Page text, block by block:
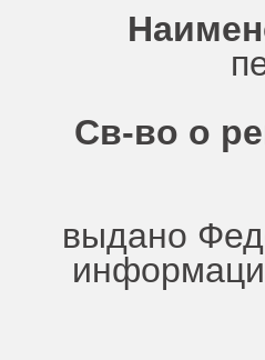
Св-во о
выдано